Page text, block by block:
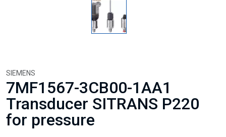
SIEMENS
7MF1567-3CB00-1AA1
Transducer SITRANS P220
for pressure